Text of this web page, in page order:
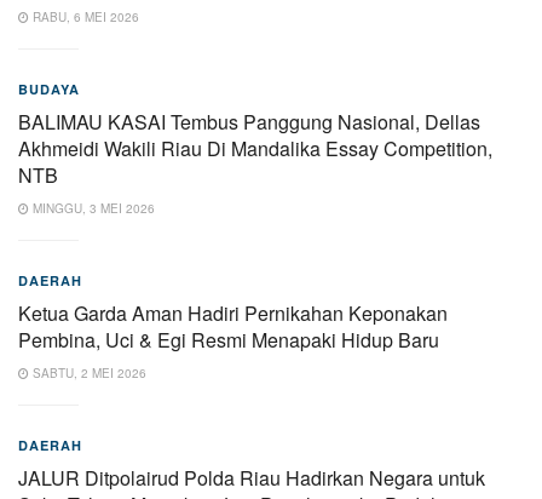
RABU, 6 MEI 2026
BUDAYA
BALIMAU KASAI Tembus Panggung Nasional, Dellas
Akhmeidi Wakili Riau Di Mandalika Essay Competition,
NTB
MINGGU, 3 MEI 2026
DAERAH
Ketua Garda Aman Hadiri Pernikahan Keponakan
Pembina, Uci & Egi Resmi Menapaki Hidup Baru
SABTU, 2 MEI 2026
DAERAH
JALUR Ditpolairud Polda Riau Hadirkan Negara untuk